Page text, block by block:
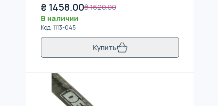
₴ 1458.00₴1620.00
В наличии
Код:1113-045
Купить